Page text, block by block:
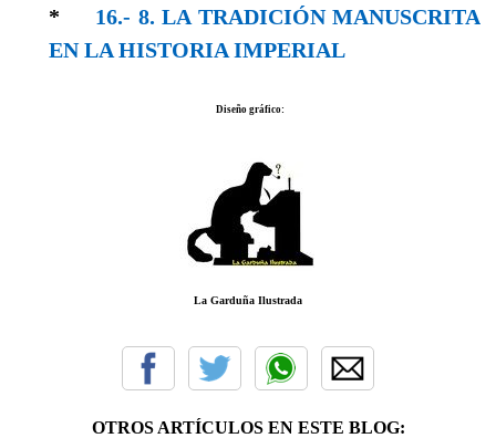
* 16.- 8. LA TRADICIÓN MANUSCRITA
EN LA HISTORIA IMPERIAL
Diseño gráfico:
La Garduña Ilustrada
OTROS ARTÍCULOS EN ESTE BLOG: